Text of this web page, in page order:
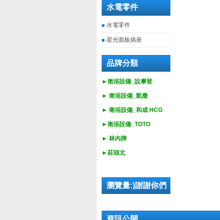
水電零件
水電零件
星光面板插座
品牌分類
►衛浴設備_設摩登
► 衛浴設備_ 凱撒
► 衛浴設備_ 和成 HCG
►衛浴設備_ TOTO
► 林內牌
►莊頭北
瀏覽量:)謝謝你們